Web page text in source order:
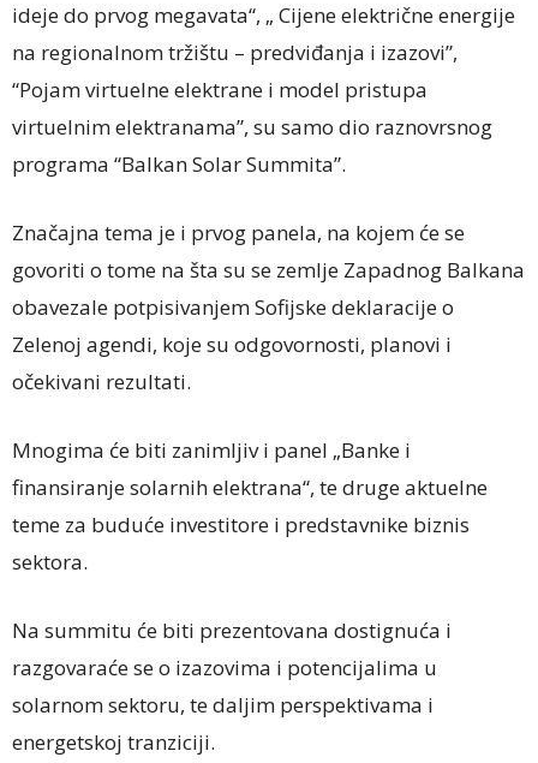
ideje do prvog megavata“, „ Cijene električne energije
na regionalnom tržištu – predviđanja i izazovi”,
“Pojam virtuelne elektrane i model pristupa
virtuelnim elektranama”, su samo dio raznovrsnog
programa “Balkan Solar Summita”.
Značajna tema je i prvog panela, na kojem će se
govoriti o tome na šta su se zemlje Zapadnog Balkana
obavezale potpisivanjem Sofijske deklaracije o
Zelenoj agendi, koje su odgovornosti, planovi i
očekivani rezultati.
Mnogima će biti zanimljiv i panel „Banke i
finansiranje solarnih elektrana“, te druge aktuelne
teme za buduće investitore i predstavnike biznis
sektora.
Na summitu će biti prezentovana dostignuća i
razgovaraće se o izazovima i potencijalima u
solarnom sektoru, te daljim perspektivama i
energetskoj tranziciji.